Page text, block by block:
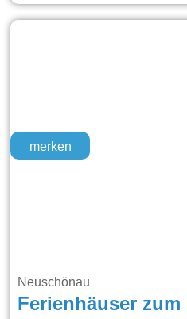
merken
Neuschönau
Ferienhäuser